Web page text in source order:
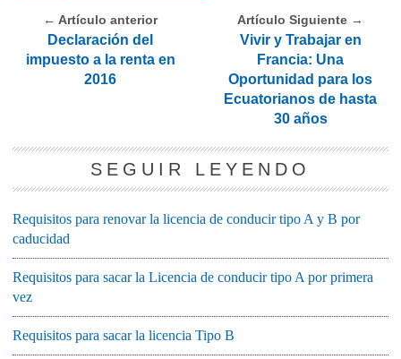
← Artículo anterior
Declaración del
impuesto a la renta en
2016
Artículo Siguiente →
Vivir y Trabajar en
Francia: Una
Oportunidad para los
Ecuatorianos de hasta
30 años
SEGUIR LEYENDO
Requisitos para renovar la licencia de conducir tipo A y B por
caducidad
Requisitos para sacar la Licencia de conducir tipo A por primera
vez
Requisitos para sacar la licencia Tipo B